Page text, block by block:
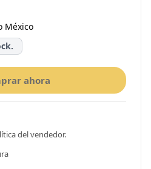
México
ahora
del vendedor.